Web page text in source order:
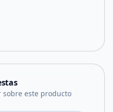
sobre este producto